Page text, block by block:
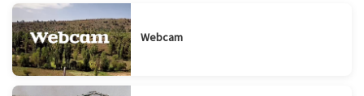
Webcam